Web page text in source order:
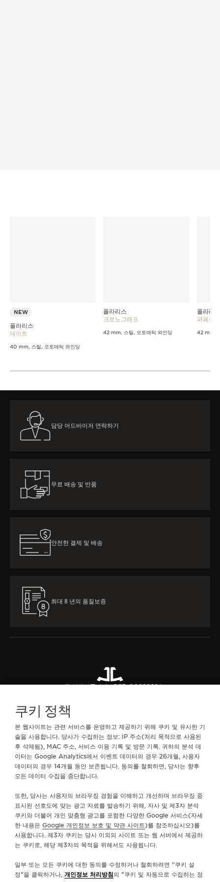
NEW
폴라리스
데이트
40 mm, 스틸, 오토매틱 와인딩
폴라리스
크로노그래프
42 mm, 스틸, 오토매틱 와인딩
폴라리스
퍼페추
42 mm,
담당 어드바이저 연락하기
무료 배송 및 반품
안전한 결제 및 배송
최대 8 년의 품질보증
모든 컬렉션폴라리스REF. Q908269J
팔로우하기
예거 르쿨트르 인스타그램 페이지 바로가기
예거 르쿨트르 LINKEDIN 페이지 바로가기
예거 르쿨트르 페이스북 페이지로 이동
예거 르쿨트르 YOUTUBE 페이지로 이동
예거 르쿨트르 트위터 페이지로 이
예거 르쿨트르
KAKAO
뉴스레터 구독하기
문의하기
서비스
문의하기
쿠키 정책
본 웹사이트는 관련 서비스를 운영하고 제공하기 위해 쿠키 및 유사한 기
술을 사용합니다. 당사가 수집하는 정보: IP 주소(처리 목적으로 사용된
후 삭제됨), MAC 주소, 서비스 이용 기록 및 방문 기록. 귀하의 분석 데
이터는 Google Analytics에서 이벤트 데이터의 경우 26개월, 사용자
데이터의 경우 14개월 동안 보존됩니다. 동의를 철회하면, 당사는 향후
모든 데이터 수집을 중단합니다.
또한, 당사는 사용자의 브라우징 경험을 이해하고 개선하며 브라우징 중
표시된 선호도에 맞는 광고 자료를 발송하기 위해, 자사 및 제3자 분석
쿠키와 더불어 개인 맞춤형 광고를 포함한 다양한 Google 서비스(자세
한 내용은 Google 개인정보 보호 및 약관 사이트)를 참조하십시오)를
사용합니다. 제3자 쿠키는 당사 이외의 사이트 또는 웹 서버에서 제공하
는 쿠키로, 해당 제3자의 목적을 위해서도 사용됩니다.
일부 또는 모든 쿠키에 대한 동의를 수정하거나 철회하려면 "쿠키 설
정"을 클릭하거나, 개인정보 처리방침의 "쿠키 및 자동으로 수집하는 정